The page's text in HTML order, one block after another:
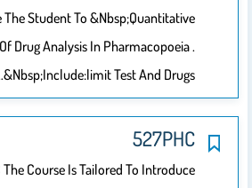
The Student To &nbsp;quantitative
Drug Analysis In Pharmacopoeia .
&nbsp;include:limit Test And Drugs…
527PHC
The Course Is Tailored To Introduce